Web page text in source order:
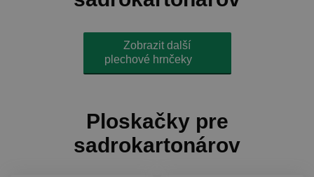
Zobrazit další
plechové hrnčeky
Ploskačky pre
sadrokartonárov